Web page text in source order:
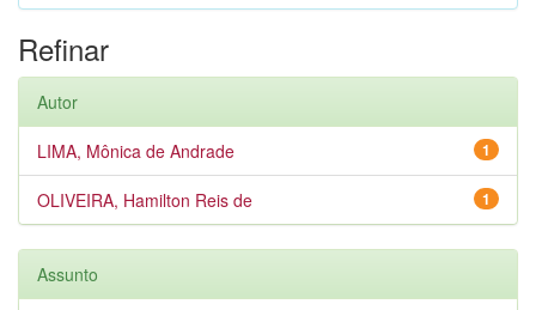
Refinar
Autor
1
LIMA, Mônica de Andrade
1
OLIVEIRA, Hamilton Reis de
Assunto